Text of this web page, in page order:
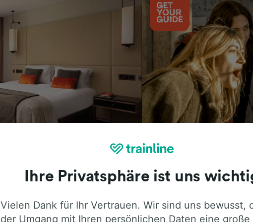
Die ehrliche Meinung von Trainline-
Ihre Privatsphäre ist uns
Vielen Dank für Ihr Vertrauen. Wir sind uns bewusst,
der Umgang mit Ihren persönlichen Daten eine große